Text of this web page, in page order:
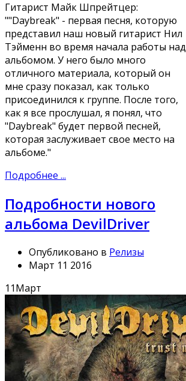
Гитарист Майк Шпрейтцер:
""Daybreak" - первая песня, которую
представил наш новый гитарист Нил
Тэйменн во время начала работы над
альбомом. У него было много
отличного материала, который он
мне сразу показал, как только
присоединился к группе. После того,
как я все прослушал, я понял, что
"Daybreak" будет первой песней,
которая заслуживает свое место на
альбоме."
Подробнее ...
Подробности нового
альбома DevilDriver
Опубликовано в Релизы
Март 11 2016
11Март